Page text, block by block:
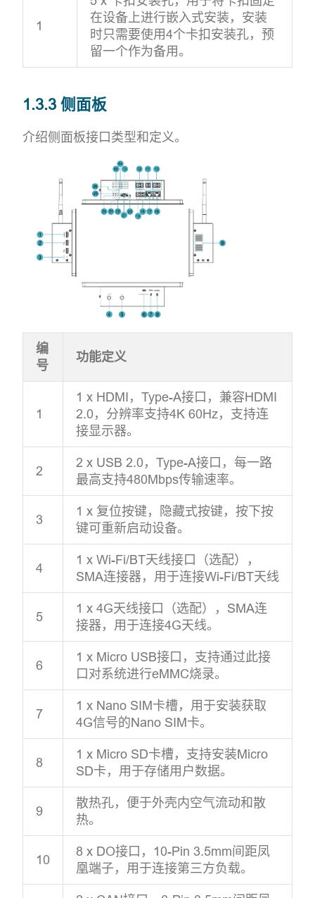
1
在设备上进行嵌入式安装，安装
时只需要使用4个卡扣安装孔，预
留一个作为备用。
1.3.3 侧面板
介绍侧面板接口类型和定义。
编
号
功能定义
1
1 x HDMI，Type-A接口，兼容HDMI
2.0，分辨率支持4K 60Hz，支持连
接显示器。
2
2 x USB 2.0，Type-A接口，每一路
最高支持480Mbps传输速率。
3
1 x 复位按键，隐藏式按键，按下按
键可重新启动设备。
4
1 x Wi-Fi/BT天线接口（选配），
SMA连接器，用于连接Wi-Fi/BT天线
5
1 x 4G天线接口（选配），SMA连
接器，用于连接4G天线。
6
1 x Micro USB接口，支持通过此接
口对系统进行eMMC烧录。
7
1 x Nano SIM卡槽，用于安装获取
4G信号的Nano SIM卡。
8
1 x Micro SD卡槽，支持安装Micro
SD卡，用于存储用户数据。
9
散热孔，便于外壳内空气流动和散
热。
10
8 x DO接口，10-Pin 3.5mm间距凤
凰端子，用于连接第三方负载。